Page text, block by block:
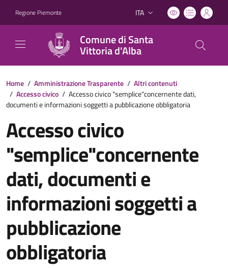
Regione Piemonte Lingua attiva:
ITA
Comune di Santa
Vittoria d'Alba
Home / Amministrazione Trasparente / Altri contenuti
/ Accesso civico / Accesso civico "semplice"concernente dati,
documenti e informazioni soggetti a pubblicazione obbligatoria
Accesso civico
"semplice"concernente
dati, documenti e
informazioni soggetti a
pubblicazione
obbligatoria